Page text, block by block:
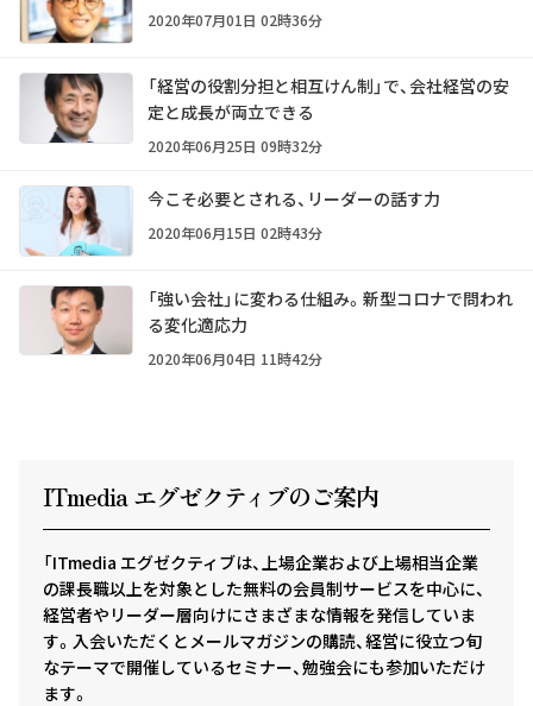
2020年07月01日 02時36分
「経営の役割分担と相互けん制」で、会社経営の安
定と成長が両立できる
2020年06月25日 09時32分
今こそ必要とされる、リーダーの話す力
2020年06月15日 02時43分
「強い会社」に変わる仕組み。新型コロナで問われ
る変化適応力
2020年06月04日 11時42分
ITmedia エグゼクティ ブのご案内
「ITmedia エグゼクティブは、上場企業および上場相当企業
の課長職以上を対象とした無料の会員制サービスを中心に、
経営者やリーダー層向けにさまざまな情報を発信していま
す。入会いただくとメールマガジンの購読、経営に役立つ旬
なテーマで開催しているセミナー、勉強会にも参加いただけ
ます。